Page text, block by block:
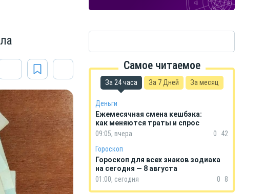
Самое читаемое
За 24 часа За 7 Дней За месяц
Деньги
Ежемесячная смена кешбэка:
как меняются траты и спрос
09:05, вчера
0
42
Гороскоп
Гороскоп для всех знаков зодиака
на сегодня — 8 августа
01:00, сегодня
0 8